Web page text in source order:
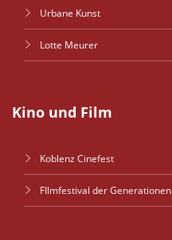
Urbane Kunst
Lotte Meurer
Kino und Film
Koblenz Cinefest
FIlmfestival der Generationen